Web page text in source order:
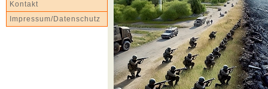
Kontakt
Impressum/Datenschutz